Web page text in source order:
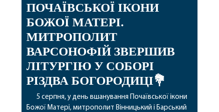
ПОЧАЇВСЬКОЇ ІКОНИ
БОЖОЇ МАТЕРІ.
МИТРОПОЛИТ
ВАРСОНОФІЙ ЗВЕРШИВ
ЛІТУРГІЮ У СОБОРІ
РІЗДВА БОГОРОДИЦІ💐
5 серпня, у день вшанування Почаївської ікони
Божої Матері, митрополит Вінницький і Барський